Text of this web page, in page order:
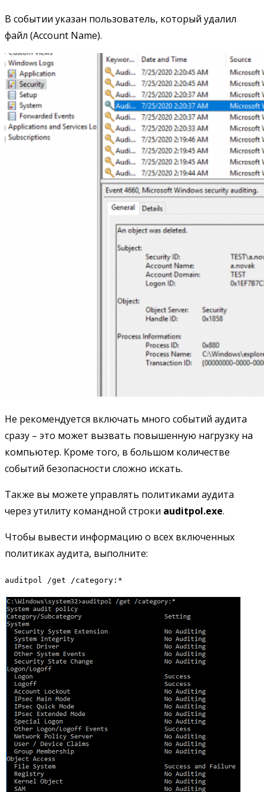
В событии указан пользователь, который удалил
файл (Account Name).
Не рекомендуется включать много событий аудита
сразу – это может вызвать повышенную нагрузку на
компьютер. Кроме того, в большом количестве
событий безопасности сложно искать.
Также вы можете управлять политиками аудита
через утилиту командной строки auditpol.exe.
Чтобы вывести информацию о всех включенных
политиках аудита, выполните:
auditpol /get /category:*